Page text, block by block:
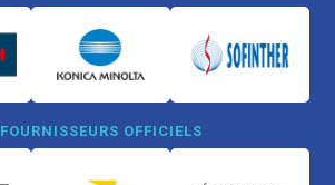
FOURNISSEURS OFFICIELS